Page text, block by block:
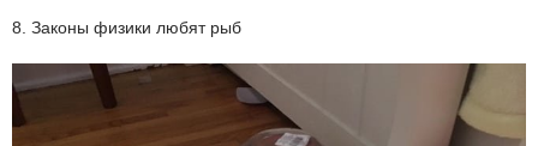
8. Законы физики любят рыб